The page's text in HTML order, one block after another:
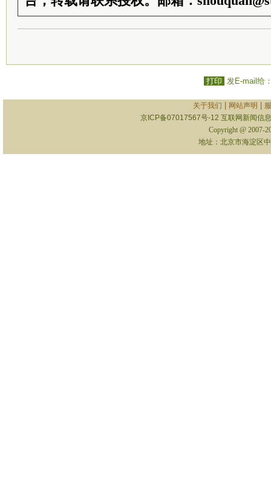
打印 发E-mail给
关于我们 网站声明
京ICP备07017567号-12 互联网新闻信
Copyright @ 2007-
地址：北京市海淀区